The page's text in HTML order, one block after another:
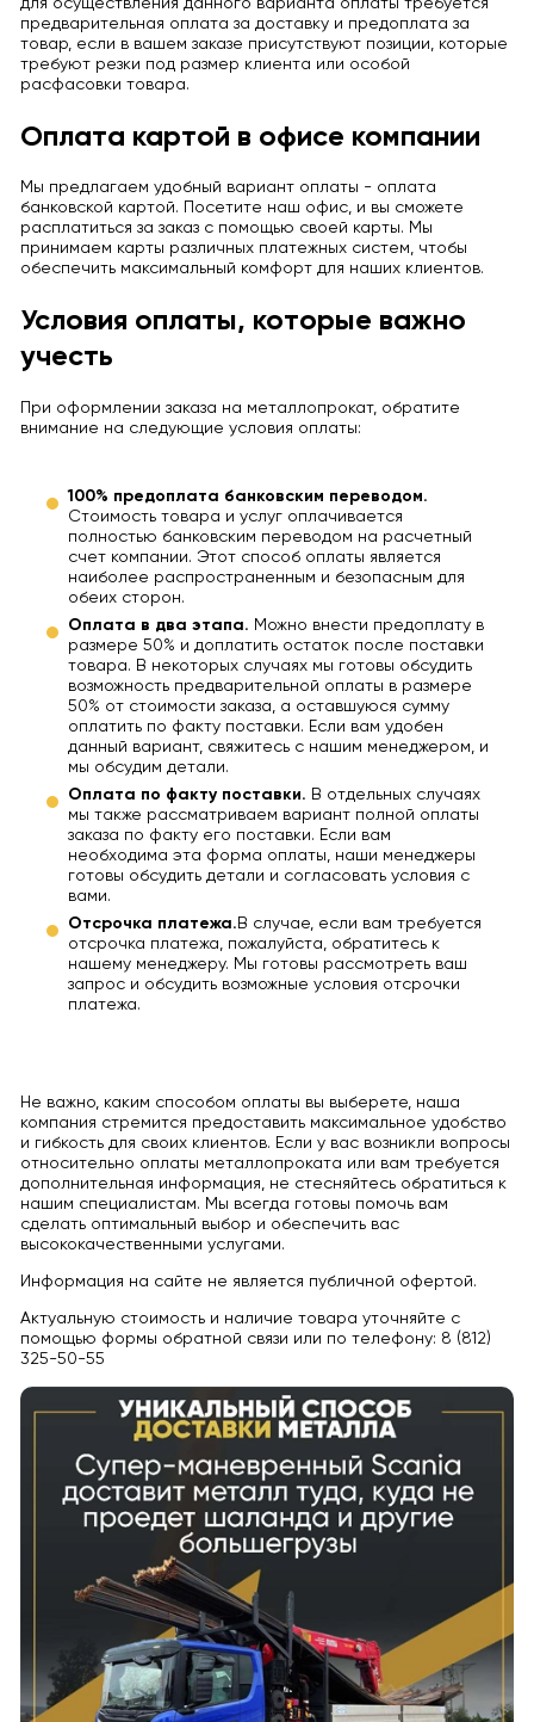
предварительная оплата за доставку и предоплата за
товар, если в вашем заказе присутствуют позиции, которые
требуют резки под размер клиента или особой
расфасовки товара.
Оплата картой в офисе компании
Мы предлагаем удобный вариант оплаты - оплата
банковской картой. Посетите наш офис, и вы сможете
расплатиться за заказ с помощью своей карты. Мы
принимаем карты различных платежных систем, чтобы
обеспечить максимальный комфорт для наших клиентов.
Условия оплаты, которые важно
учесть
При оформлении заказа на металлопрокат, обратите
внимание на следующие условия оплаты:
100% предоплата банковским переводом.
Стоимость товара и услуг оплачивается
полностью банковским переводом на расчетный
счет компании. Этот способ оплаты является
наиболее распространенным и безопасным для
обеих сторон.
Оплата в два этапа. Можно внести предоплату в
размере 50% и доплатить остаток после поставки
товара. В некоторых случаях мы готовы обсудить
возможность предварительной оплаты в размере
50% от стоимости заказа, а оставшуюся сумму
оплатить по факту поставки. Если вам удобен
данный вариант, свяжитесь с нашим менеджером, и
мы обсудим детали.
Оплата по факту поставки. В отдельных случаях
мы также рассматриваем вариант полной оплаты
заказа по факту его поставки. Если вам
необходима эта форма оплаты, наши менеджеры
готовы обсудить детали и согласовать условия с
вами.
Отсрочка платежа. В случае, если вам требуется
отсрочка платежа, пожалуйста, обратитесь к
нашему менеджеру. Мы готовы рассмотреть ваш
запрос и обсудить возможные условия отсрочки
платежа.
Не важно, каким способом оплаты вы выберете, наша
компания стремится предоставить максимальное удобство
и гибкость для своих клиентов. Если у вас возникли вопросы
относительно оплаты металлопроката или вам требуется
дополнительная информация, не стесняйтесь обратиться к
нашим специалистам. Мы всегда готовы помочь вам
сделать оптимальный выбор и обеспечить вас
высококачественными услугами.
Информация на сайте не является публичной офертой.
Актуальную стоимость и наличие товара уточняйте с
помощью формы обратной связи или по телефону: 8 (812)
325-50-55